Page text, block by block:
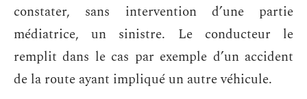
constater, sans intervention d’une partie
médiatrice, un sinistre. Le conducteur le
remplit dans le cas par exemple d’un accident
de la route ayant impliqué un autre véhicule.